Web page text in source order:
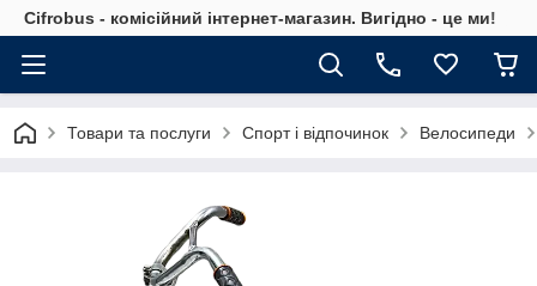
Cifrobus - комiсiйний iнтернет-магазин. Вигiдно - це ми!
Товари та послуги Спорт і відпочинок Велосипеди